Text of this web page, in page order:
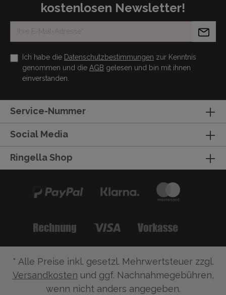
kostenlosen Newsletter!
Ich habe die Datenschutzbestimmungen zur Kenntnis
genommen und die AGB gelesen und bin mit ihnen
einverstanden.
Service-Nummer
Social Media
Ringella Shop
* Alle Preise inkl. gesetzl. Mehrwertsteuer zzgl.
Versandkosten und ggf. Nachnahmegebühren,
wenn nicht anders angegeben.